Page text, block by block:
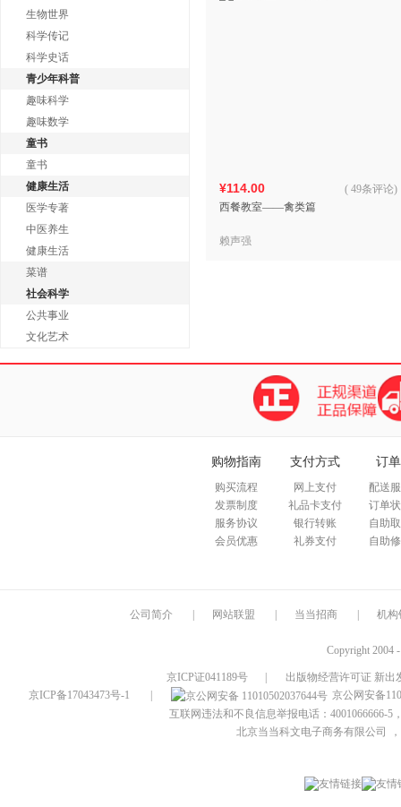
生物世界
科学传记
科学史话
青少年科普
趣味科学
趣味数学
童书
童书
健康生活
医学专著
中医养生
健康生活
菜谱
社会科学
公共事业
文化艺术
¥114.00
西餐教室——禽类篇
( 49条评论)
赖声强
购物指南
购买流程
发票制度
服务协议
会员优惠
支付方式
网上支付
礼品卡支付
银行转账
礼券支付
订
配送
订单
自助
自助
公司简介 网站联盟 当当招商 机构
Copyright 2004
京ICP证041189号
出版物经营许可证 新出
京ICP备17043473号-1
京公网安备
互联网违法和不良信息举报电话：4001066666-5
北京当当科文电子商务有限公司